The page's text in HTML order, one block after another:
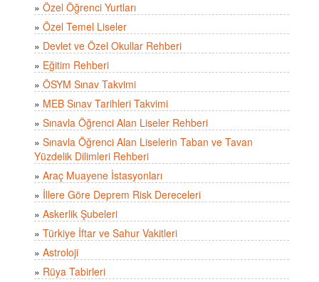
» Özel Öğrenci Yurtları
» Özel Temel Liseler
» Devlet ve Özel Okullar Rehberi
» Eğitim Rehberi
» ÖSYM Sınav Takvimi
» MEB Sınav Tarihleri Takvimi
» Sınavla Öğrenci Alan Liseler Rehberi
» Sınavla Öğrenci Alan Liselerin Taban ve Tavan
Yüzdelik Dilimleri Rehberi
» Araç Muayene İstasyonları
» İllere Göre Deprem Risk Dereceleri
» Askerlik Şubeleri
» Türkiye İftar ve Sahur Vakitleri
» Astroloji
» Rüya Tabirleri